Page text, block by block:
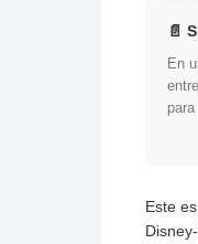
📄
En
Este